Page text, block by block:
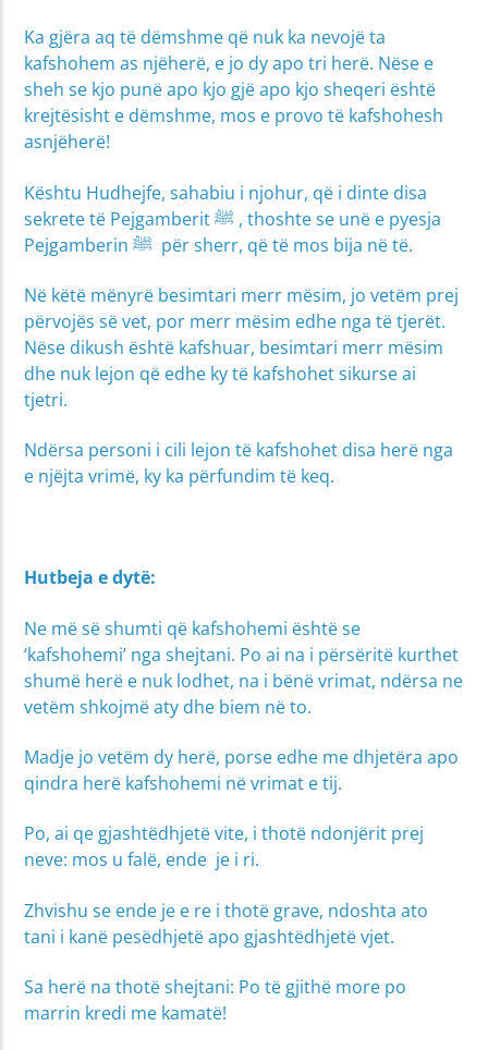
Ka gjëra aq të dëmshme që nuk ka nevojë ta
kafshohem as njëherë, e jo dy apo tri herë. Nëse e
sheh se kjo punë apo kjo gjë apo kjo sheqeri është
krejtësisht e dëmshme, mos e provo të kafshohesh
asnjëherë!
Kështu Hudhejfe, sahabiu i njohur, që i dinte disa
sekrete të Pejgamberit ﷺ , thoshte se unë e pyesja
Pejgamberin ﷺ për sherr, që të mos bija në të.
Në këtë mënyrë besimtari merr mësim, jo vetëm prej
përvojës së vet, por merr mësim edhe nga të tjerët.
Nëse dikush është kafshuar, besimtari merr mësim
dhe nuk lejon që edhe ky të kafshohet sikurse ai
tjetri.
Ndërsa personi i cili lejon të kafshohet disa herë nga
e njëjta vrimë, ky ka përfundim të keq.
Hutbeja e dytë:
Ne më së shumti që kafshohemi është se
‘kafshohemi’ nga shejtani. Po ai na i përsëritë kurthet
shumë herë e nuk lodhet, na i bënë vrimat, ndërsa ne
vetëm shkojmë aty dhe biem në to.
Madje jo vetëm dy herë, porse edhe me dhjetëra apo
qindra herë kafshohemi në vrimat e tij.
Po, ai qe gjashtëdhjetë vite, i thotë ndonjërit prej
neve: mos u falë, ende je i ri.
Zhvishu se ende je e re i thotë grave, ndoshta ato
tani i kanë pesëdhjetë apo gjashtëdhjetë vjet.
Sa herë na thotë shejtani: Po të gjithë more po
marrin kredi me kamatë!